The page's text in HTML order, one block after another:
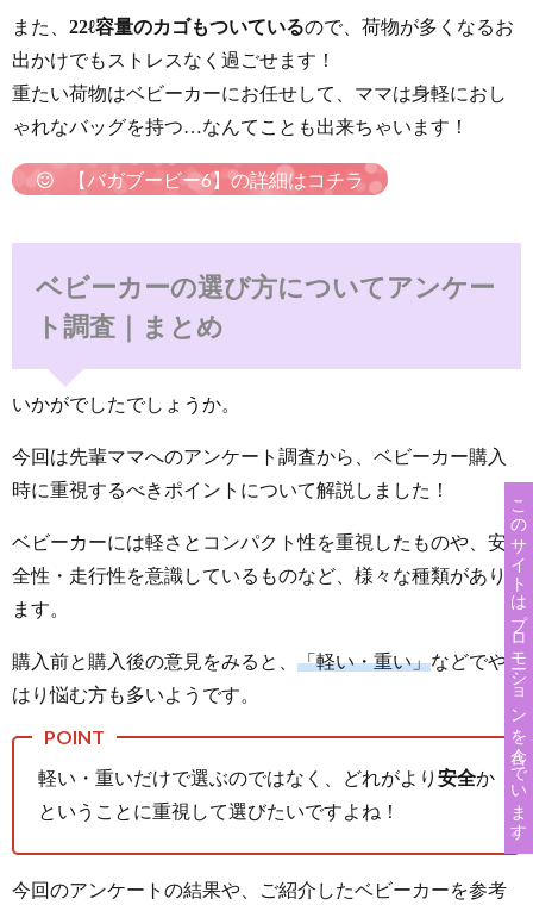
また、 22ℓ容量のカゴもついているので、荷物が多くなるお
出かけでもストレスなく過ごせます！
重たい荷物はベビーカーにお任せして、ママは身軽におし
ゃれなバッグを持つ…なんてことも出来ちゃいます！
【バガブービー6】の詳細はコチラ
ベビーカーの選び方についてアンケー
ト調査｜まとめ
いかがでしたでしょうか。
今回は先輩ママへのアンケート調査から、ベビーカー購入
時に重視するべきポイントについて解説しました！
ベビーカーには軽さとコンパクト性を重視したものや、安
全性・走行性を意識しているものなど、様々な種類があり
ます。
購入前と購入後の意見をみると、 「軽い・重い」などでや
はり悩む方も多いようです。
軽い・重いだけで選ぶのではなく、どれがより 安全か
ということに重視して選びたいですよね！
今回のアンケートの結果や、ご紹介したベビーカーを参考
このサイトはプロモーションを含んでいます。